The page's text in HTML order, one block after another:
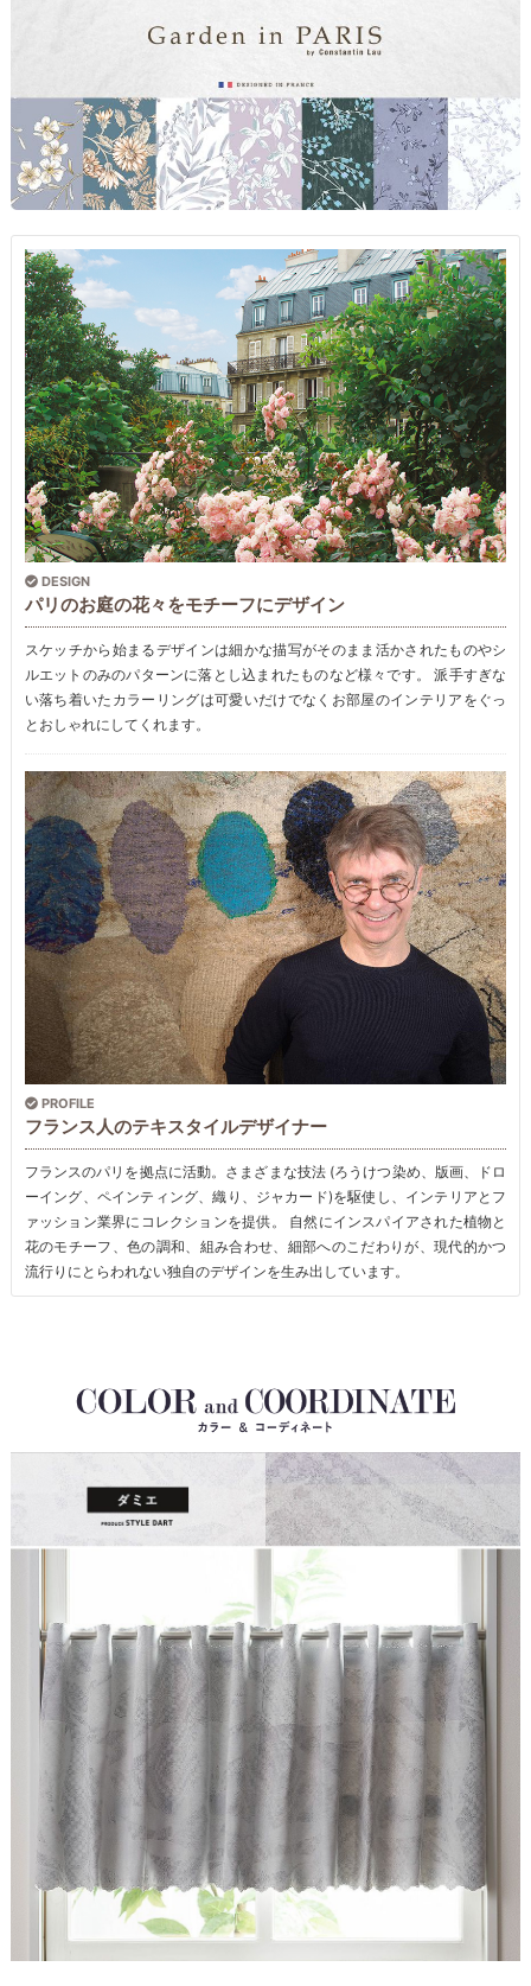
DESIGN
パリのお庭の花々をモチーフにデザイン
スケッチから始まるデザインは細かな描写がそのまま活かされたものやシ
ルエットのみのパターンに落とし込まれたものなど様々です。 派手すぎな
い落ち着いたカラーリングは可愛いだけでなくお部屋のインテリアをぐっ
とおしゃれにしてくれます。
PROFILE
フランス人のテキスタイルデザイナー
フランスのパリを拠点に活動。さまざまな技法 (ろうけつ染め、版画、ドロ
ーイング、ペインティング、織り、ジャカード)を駆使し、インテリアとフ
ァッション業界にコレクションを提供。 自然にインスパイアされた植物と
花のモチーフ、色の調和、組み合わせ、細部へのこだわりが、現代的かつ
流行りにとらわれない独自のデザインを生み出しています。